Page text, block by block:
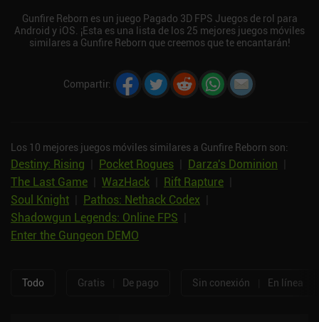
Gunfire Reborn es un juego Pagado 3D FPS Juegos de rol para
Android y iOS. ¡Esta es una lista de los 25 mejores juegos móviles
similares a Gunfire Reborn que creemos que te encantarán!
Compartir:
Los 10 mejores juegos móviles similares a Gunfire Reborn son:
Destiny: Rising Pocket Rogues Darza's Dominion
The Last Game
WazHack Rift Rapture
Soul Knight
Pathos: Nethack Codex
Shadowgun Legends: Online FPS
Enter the Gungeon DEMO
Todo Gratis De pago Sin conexión En línea